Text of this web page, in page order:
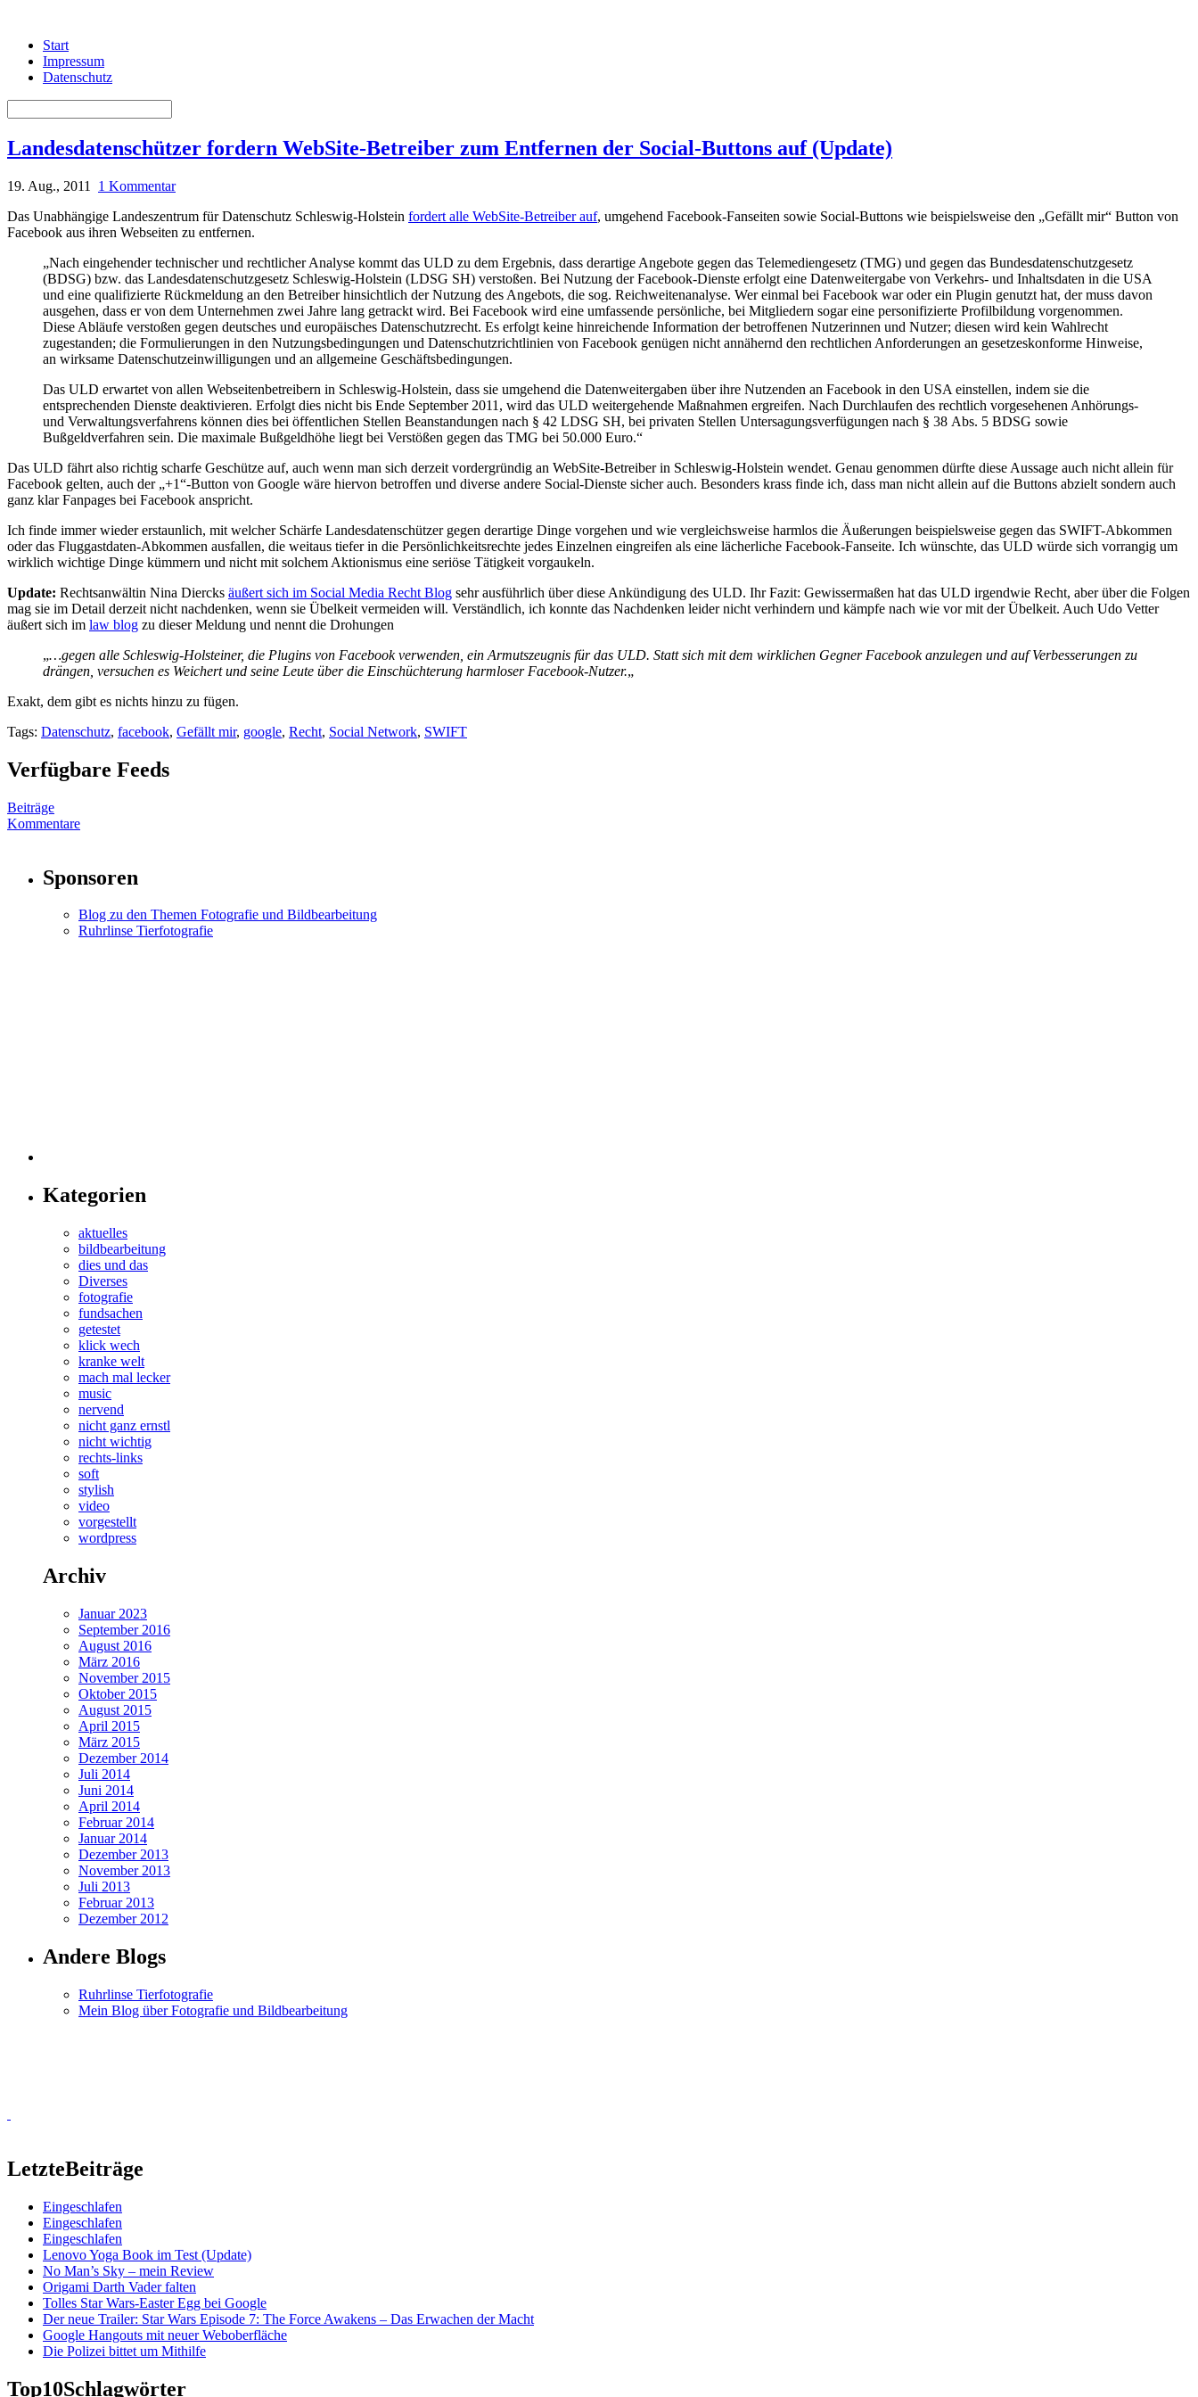
Start
Impressum
Datenschutz
Landesdatenschützer fordern WebSite-Betreiber zum Entfernen der Social-Buttons auf (Update)
19. Aug., 2011
1 Kommentar
Das Unabhängige Landeszentrum für Datenschutz Schleswig-Holstein fordert alle WebSite-Betreiber auf, umgehend Facebook-Fanseiten sowie Social-Buttons wie beispielsweise den „Gefällt mir“ Button von
Facebook aus ihren Webseiten zu entfernen.
„Nach eingehender technischer und rechtlicher Analyse kommt das ULD zu dem Ergebnis, dass derartige Angebote gegen das Telemediengesetz (TMG) und gegen das Bundesdatenschutzgesetz
(BDSG) bzw. das Landesdatenschutzgesetz Schleswig-Holstein (LDSG SH) verstoßen. Bei Nutzung der Facebook-Dienste erfolgt eine Datenweitergabe von Verkehrs- und Inhaltsdaten in die USA
und eine qualifizierte Rückmeldung an den Betreiber hinsichtlich der Nutzung des Angebots, die sog. Reichweitenanalyse. Wer einmal bei Facebook war oder ein Plugin genutzt hat, der muss davon
ausgehen, dass er von dem Unternehmen zwei Jahre lang getrackt wird. Bei Facebook wird eine umfassende persönliche, bei Mitgliedern sogar eine personifizierte Profilbildung vorgenommen.
Diese Abläufe verstoßen gegen deutsches und europäisches Datenschutzrecht. Es erfolgt keine hinreichende Information der betroffenen Nutzerinnen und Nutzer; diesen wird kein Wahlrecht
zugestanden; die Formulierungen in den Nutzungsbedingungen und Datenschutzrichtlinien von Facebook genügen nicht annähernd den rechtlichen Anforderungen an gesetzeskonforme Hinweise,
an wirksame Datenschutzeinwilligungen und an allgemeine Geschäftsbedingungen.
Das ULD erwartet von allen Webseitenbetreibern in Schleswig-Holstein, dass sie umgehend die Datenweitergaben über ihre Nutzenden an Facebook in den USA einstellen, indem sie die
entsprechenden Dienste deaktivieren. Erfolgt dies nicht bis Ende September 2011, wird das ULD weitergehende Maßnahmen ergreifen. Nach Durchlaufen des rechtlich vorgesehenen Anhörungs-
und Verwaltungsverfahrens können dies bei öffentlichen Stellen Beanstandungen nach § 42 LDSG SH, bei privaten Stellen Untersagungsverfügungen nach § 38 Abs. 5 BDSG sowie
Bußgeldverfahren sein. Die maximale Bußgeldhöhe liegt bei Verstößen gegen das TMG bei 50.000 Euro.“
Das ULD fährt also richtig scharfe Geschütze auf, auch wenn man sich derzeit vordergründig an WebSite-Betreiber in Schleswig-Holstein wendet. Genau genommen dürfte diese Aussage auch nicht allein für
Facebook gelten, auch der „+1“-Button von Google wäre hiervon betroffen und diverse andere Social-Dienste sicher auch. Besonders krass finde ich, dass man nicht allein auf die Buttons abzielt sondern auch
ganz klar Fanpages bei Facebook anspricht.
Ich finde immer wieder erstaunlich, mit welcher Schärfe Landesdatenschützer gegen derartige Dinge vorgehen und wie vergleichsweise harmlos die Äußerungen beispielsweise gegen das SWIFT-Abkommen
oder das Fluggastdaten-Abkommen ausfallen, die weitaus tiefer in die Persönlichkeitsrechte jedes Einzelnen eingreifen als eine lächerliche Facebook-Fanseite. Ich wünschte, das ULD würde sich vorrangig um
wirklich wichtige Dinge kümmern und nicht mit solchem Aktionismus eine seriöse Tätigkeit vorgaukeln.
Update: Rechtsanwältin Nina Diercks äußert sich im Social Media Recht Blog sehr ausführlich über diese Ankündigung des ULD. Ihr Fazit: Gewissermaßen hat das ULD irgendwie Recht, aber über die Folgen
mag sie im Detail derzeit nicht nachdenken, wenn sie Übelkeit vermeiden will. Verständlich, ich konnte das Nachdenken leider nicht verhindern und kämpfe nach wie vor mit der Übelkeit. Auch Udo Vetter
äußert sich im law blog zu dieser Meldung und nennt die Drohungen
„…gegen alle Schleswig-Holsteiner, die Plugins von Facebook verwenden, ein Armutszeugnis für das ULD. Statt sich mit dem wirklichen Gegner Facebook anzulegen und auf Verbesserungen zu
drängen, versuchen es Weichert und seine Leute über die Einschüchterung harmloser Facebook-Nutzer.„
Exakt, dem gibt es nichts hinzu zu fügen.
Tags: Datenschutz, facebook, Gefällt mir, google, Recht, Social Network, SWIFT
Verfügbare Feeds
Beiträge
Kommentare
Sponsoren
Blog zu den Themen Fotografie und Bildbearbeitung
Ruhrlinse Tierfotografie
Kategorien
aktuelles
bildbearbeitung
dies und das
Diverses
fotografie
fundsachen
getestet
klick wech
kranke welt
mach mal lecker
music
nervend
nicht ganz ernstl
nicht wichtig
rechts-links
soft
stylish
video
vorgestellt
wordpress
Archiv
Januar 2023
September 2016
August 2016
März 2016
November 2015
Oktober 2015
August 2015
April 2015
März 2015
Dezember 2014
Juli 2014
Juni 2014
April 2014
Februar 2014
Januar 2014
Dezember 2013
November 2013
Juli 2013
Februar 2013
Dezember 2012
Andere Blogs
Ruhrlinse Tierfotografie
Mein Blog über Fotografie und Bildbearbeitung
LetzteBeiträge
Eingeschlafen
Eingeschlafen
Eingeschlafen
Lenovo Yoga Book im Test (Update)
No Man’s Sky – mein Review
Origami Darth Vader falten
Tolles Star Wars-Easter Egg bei Google
Der neue Trailer: Star Wars Episode 7: The Force Awakens – Das Erwachen der Macht
Google Hangouts mit neuer Weboberfläche
Die Polizei bittet um Mithilfe
Top10Schlagwörter